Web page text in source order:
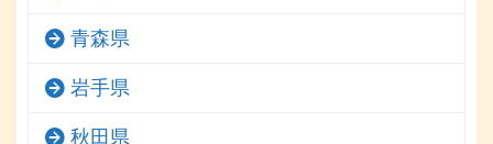
青森県
岩手県
秋田県